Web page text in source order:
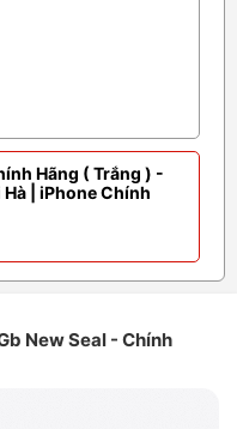
Hãng ( Trắng ) -
| iPhone Chính
New Seal - Chính